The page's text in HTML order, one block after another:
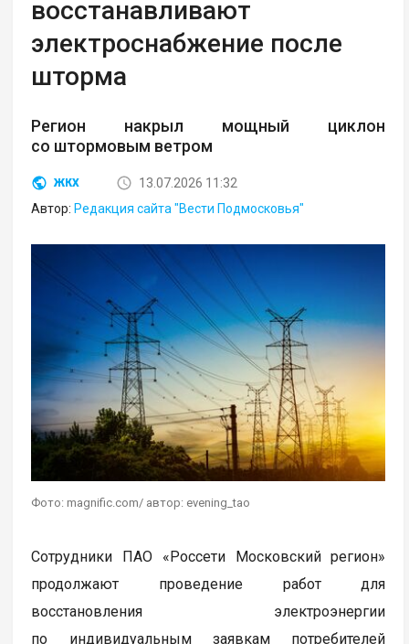
восстанавливают
электроснабжение после
шторма
Регион накрыл мощный циклон
со штормовым ветром
ЖКХ
13.07.2026 11:32
Автор: Редакция сайта "Вести Подмосковья"
Фото: magnific.com/ автор: evening_tao
Сотрудники ПАО «Россети Московский регион»
продолжают проведение работ для
восстановления электроэнергии
по индивидуальным заявкам потребителей